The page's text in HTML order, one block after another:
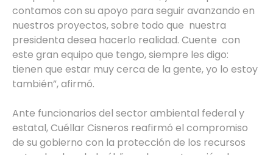
contamos con su apoyo para seguir avanzando en
nuestros proyectos, sobre todo que nuestra
presidenta desea hacerlo realidad. Cuente con
este gran equipo que tengo, siempre les digo:
tienen que estar muy cerca de la gente, yo lo estoy
también”, afirmó.
Ante funcionarios del sector ambiental federal y
estatal, Cuéllar Cisneros reafirmó el compromiso
de su gobierno con la protección de los recursos